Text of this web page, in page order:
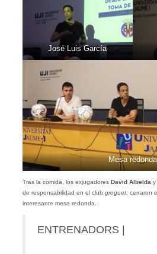
José Luis García
Mesa redonda
Tras la comida, los exjugadoresDavid Albelda y
de responsabilidad en el club groguet, cerraron
interesante mesa redonda.
ENTRENADORS |